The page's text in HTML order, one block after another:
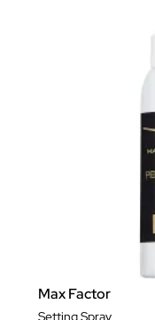
Max Factor
Setting Spray